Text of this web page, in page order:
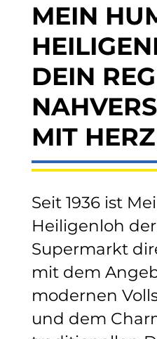
MEIN
DEIN
MIT HERZ
Seit 1936 ist
Heiligenloh
Supermarkt
mit dem
modernen
und dem